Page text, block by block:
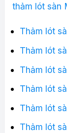
thảm lót sàn
Thảm lót
Thảm lót
Thảm lót
Thảm lót
Thảm lót
Thảm lót